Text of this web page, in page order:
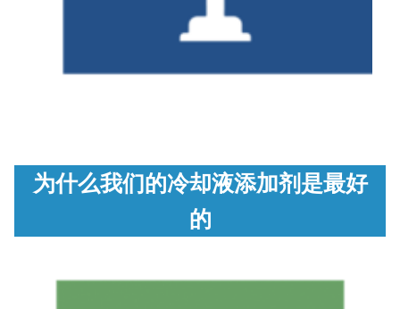
为什么我们的冷却液添加剂是最好
的